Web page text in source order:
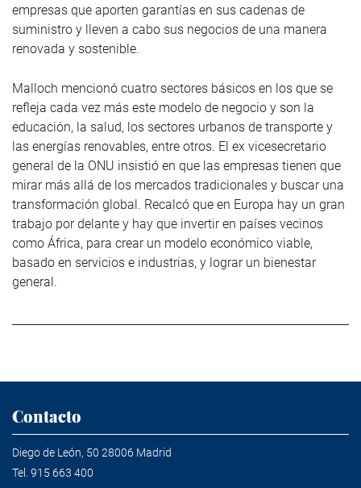
empresas que aporten garantías en sus cadenas de
suministro y lleven a cabo sus negocios de una manera
renovada y sostenible.
Malloch mencionó cuatro sectores básicos en los que se
refleja cada vez más este modelo de negocio y son la
educación, la salud, los sectores urbanos de transporte y
las energías renovables, entre otros. El ex vicesecretario
general de la ONU insistió en que las empresas tienen que
mirar más allá de los mercados tradicionales y buscar una
transformación global. Recalcó que en Europa hay un gran
trabajo por delante y hay que invertir en países vecinos
como África, para crear un modelo económico viable,
basado en servicios e industrias, y lograr un bienestar
general.
Contacto
Diego de León, 50 28006 Madrid
Tel. 915 663 400